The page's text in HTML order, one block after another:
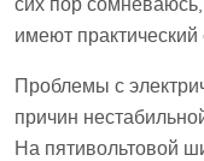
имеют
Проблемы с
причин
На пятивольтовой